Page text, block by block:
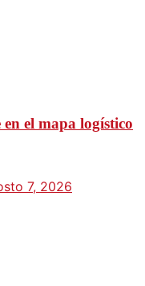
el mapa logístico
7, 2026